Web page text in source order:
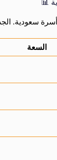
📊
سعودية.
السعة